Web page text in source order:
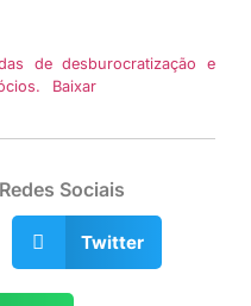
de desburocratização e
Baixar
Sociais
Twitter